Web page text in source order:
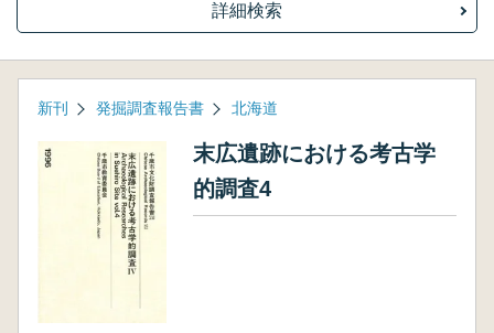
詳細検索
新刊 発掘調査報告書 北海道
末広遺跡における考古学
的調査4